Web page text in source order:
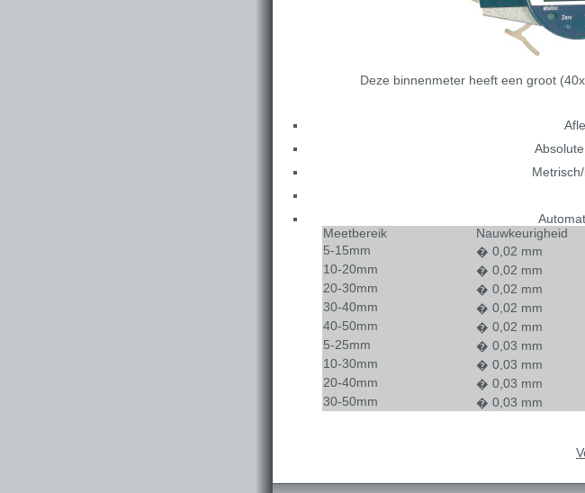
Deze binnenmeter heeft een groot
Meetbereik
Nauwkeurigheid
5-15mm
� 0,02 mm
10-20mm
� 0,02 mm
20-30mm
� 0,02 mm
30-40mm
� 0,02 mm
40-50mm
� 0,02 mm
5-25mm
� 0,03 mm
10-30mm
� 0,03 mm
20-40mm
� 0,03 mm
30-50mm
� 0,03 mm